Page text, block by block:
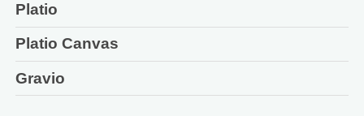
Platio
Platio Canvas
Gravio